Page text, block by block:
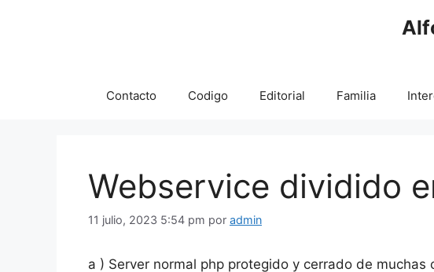
Contacto Codigo Editorial Familia
Webservice dividido
11 julio, 2023 5:54 pm por admin
a ) Server normal php protegido y cerrado de muchas